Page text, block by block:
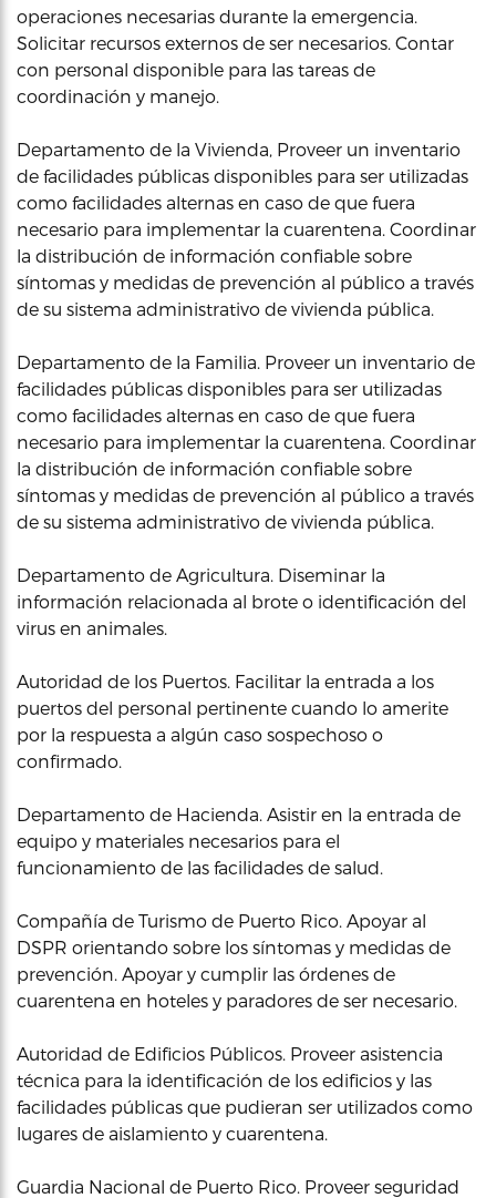
operaciones necesarias durante la emergencia.
Solicitar recursos externos de ser necesarios. Contar
con personal disponible para las tareas de
coordinación y manejo.
Departamento de la Vivienda, Proveer un inventario
de facilidades públicas disponibles para ser utilizadas
como facilidades alternas en caso de que fuera
necesario para implementar la cuarentena. Coordinar
la distribución de información confiable sobre
síntomas y medidas de prevención al público a través
de su sistema administrativo de vivienda pública.
Departamento de la Familia. Proveer un inventario de
facilidades públicas disponibles para ser utilizadas
como facilidades alternas en caso de que fuera
necesario para implementar la cuarentena. Coordinar
la distribución de información confiable sobre
síntomas y medidas de prevención al público a través
de su sistema administrativo de vivienda pública.
Departamento de Agricultura. Diseminar la
información relacionada al brote o identificación del
virus en animales.
Autoridad de los Puertos. Facilitar la entrada a los
puertos del personal pertinente cuando lo amerite
por la respuesta a algún caso sospechoso o
confirmado.
Departamento de Hacienda. Asistir en la entrada de
equipo y materiales necesarios para el
funcionamiento de las facilidades de salud.
Compañía de Turismo de Puerto Rico. Apoyar al
DSPR orientando sobre los síntomas y medidas de
prevención. Apoyar y cumplir las órdenes de
cuarentena en hoteles y paradores de ser necesario.
Autoridad de Edificios Públicos. Proveer asistencia
técnica para la identificación de los edificios y las
facilidades públicas que pudieran ser utilizados como
lugares de aislamiento y cuarentena.
Guardia Nacional de Puerto Rico. Proveer seguridad